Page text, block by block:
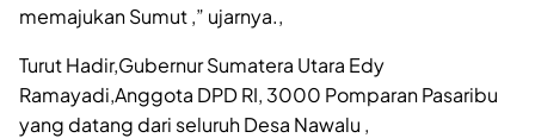
memajukan Sumut ,” ujarnya.,
Turut Hadir,Gubernur Sumatera Utara Edy
Ramayadi,Anggota DPD RI, 3000 Pomparan Pasaribu
yang datang dari seluruh Desa Nawalu ,